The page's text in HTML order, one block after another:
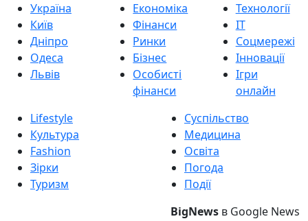
Україна
Київ
Дніпро
Одеса
Львів
Економіка
Фінанси
Ринки
Бізнес
Особисті
фінанси
Технології
IT
Соцмережі
Інновації
Ігри
онлайн
Lifestyle
Культура
Fashion
Зірки
Туризм
Суспільство
Медицина
Освіта
Погода
Події
BigNews в Google News